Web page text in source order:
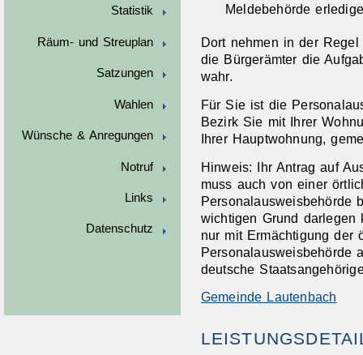
Statistik
Räum- und Streuplan
Satzungen
Wahlen
Wünsche & Anregungen
Notruf
Links
Datenschutz
Meldebehörde
Dort nehmen in der
die Bürgerämter die
wahr.
Für Sie ist die
Bezirk Sie mit Ihrer
Ihrer Hauptwohnung,
Hinweis: Ihr Antrag auf
muss auch von einer
Personalausweisbehörde
wichtigen Grund darlegen
nur mit Ermächtigung der
Personalausweisbehörde
deutsche
Gemeinde Lautenbach